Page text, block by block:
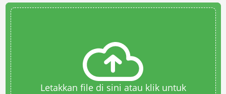
Letakkan file di sini atau klik untuk